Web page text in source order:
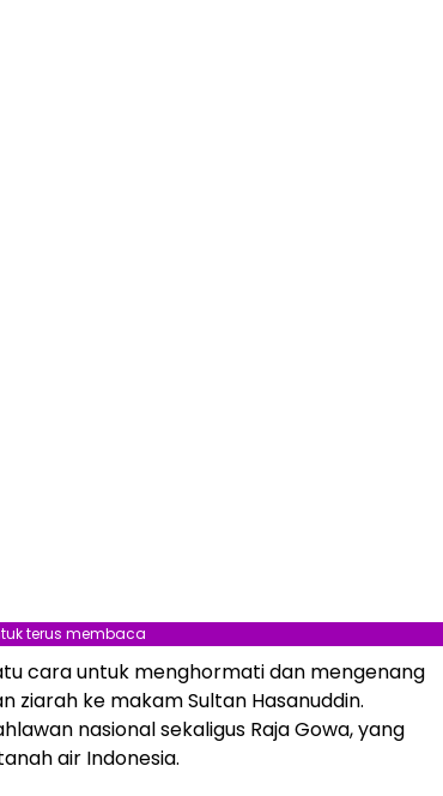
terus membaca
cara untuk menghormati dan mengenang
ziarah ke makam Sultan Hasanuddin.
nasional sekaligus Raja Gowa, yang
air Indonesia.